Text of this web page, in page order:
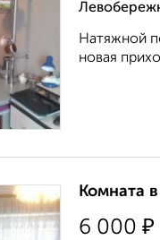
Натяжной
новая
Комната
6 000 ₽